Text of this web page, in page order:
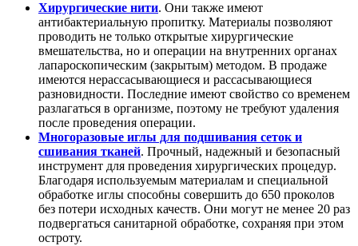
Хирургические нити. Они также имеют
антибактериальную пропитку. Материалы позволяют
проводить не только открытые хирургические
вмешательства, но и операции на внутренних органах
лапароскопическим (закрытым) методом. В продаже
имеются нерассасывающиеся и рассасывающиеся
разновидности. Последние имеют свойство со временем
разлагаться в организме, поэтому не требуют удаления
после проведения операции.
Многоразовые иглы для подшивания сеток и
сшивания тканей. Прочный, надежный и безопасный
инструмент для проведения хирургических процедур.
Благодаря используемым материалам и специальной
обработке иглы способны совершить до 650 проколов
без потери исходных качеств. Они могут не менее 20 раз
подвергаться санитарной обработке, сохраняя при этом
остроту.